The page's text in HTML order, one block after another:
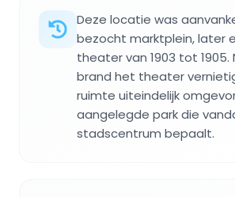
Deze locatie was
bezocht marktplein, later
theater van 1903 tot
brand het theater
ruimte uiteindelijk
aangelegde park die
stadscentrum bepaalt.